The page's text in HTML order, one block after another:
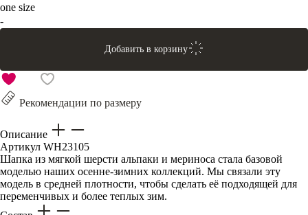
one size
-
Добавить в корзину
Рекомендации по размеру
Описание
Артикул WH23105
Шапка из мягкой шерсти альпаки и мериноса стала базовой
моделью наших осенне-зимних коллекций. Мы связали эту
модель в средней плотности, чтобы сделать её подходящей для
переменчивых и более теплых зим.